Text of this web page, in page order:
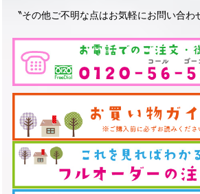
〝その他ご不明な点はお気軽にお問い合わ